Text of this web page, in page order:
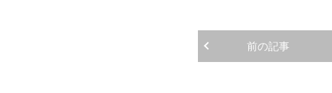
前の記事